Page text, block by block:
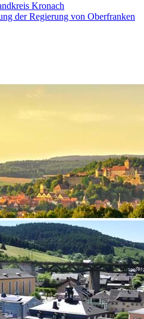
Kronach
der Regierung von Oberfranken